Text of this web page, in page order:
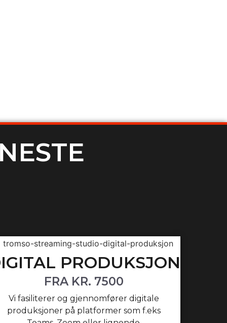
PRODUKSJON
FRA KR. 7500
Vi fasiliterer og gjennomfører digitale
produksjoner på platformer som f.eks